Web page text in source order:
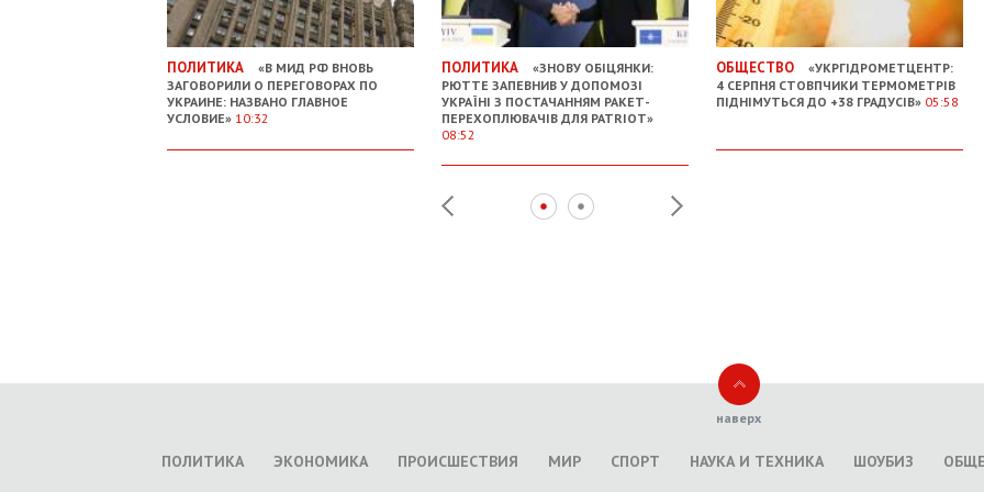
ПОЛИТИКА
«В МИД РФ ВНОВЬ
ЗАГОВОРИЛИ О ПЕРЕГОВОРАХ ПО
УКРАИНЕ: НАЗВАНО ГЛАВНОЕ
УСЛОВИЕ» 10:32
ПОЛИТИКА
«ЗНОВУ ОБІЦЯНКИ:
РЮТТЕ ЗАПЕВНИВ У ДОПОМОЗІ
УКРАЇНІ З ПОСТАЧАННЯМ РАКЕТ-
ПЕРЕХОПЛЮВАЧІВ ДЛЯ PATRIOT»
08:52
ОБЩЕСТВО
«УКРГІДРОМЕТЦЕНТР:
4 СЕРПНЯ СТОВПЧИКИ ТЕРМОМЕТРІВ
ПІДНІМУТЬСЯ ДО +38 ГРАДУСІВ» 05:58
наверх
ПОЛИТИКА ЭКОНОМИКА ПРОИСШЕСТВИЯ МИР СПОРТ НАУКА И ТЕХНИКА ШОУБИЗ